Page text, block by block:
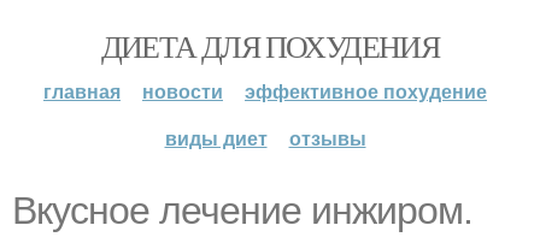
ДИЕТА ДЛЯ ПОХУДЕНИЯ
главная новости
эффективное похудение
виды диет
отзывы
Вкусное лечение инжиром.